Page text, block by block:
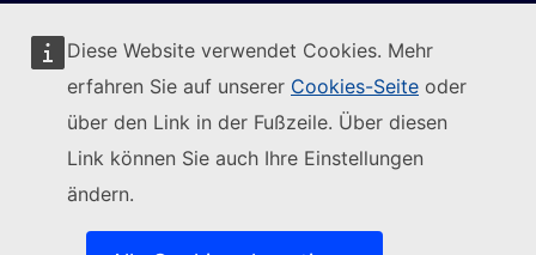
Diese Website verwendet Cookies. Mehr
erfahren Sie auf unserer Cookies-Seite oder
über den Link in der Fußzeile. Über diesen
Link können Sie auch Ihre Einstellungen
ändern.
Folgen Sie der Europäischen Kommission
Kontakt(Externer Link)
IT-Sicherheitslücke melden
Sprachen auf unseren Websites(Externer Link)